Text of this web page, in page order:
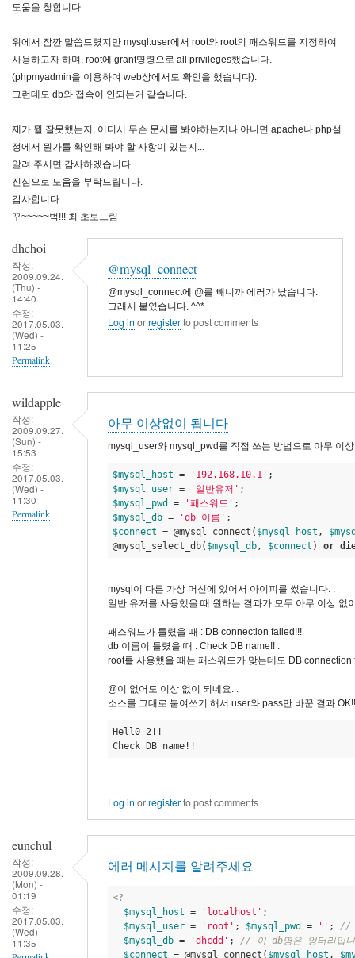
도움을 청합니다.
위에서 잠깐 말씀드렸지만 mysql.user에서 root와 root의 패스워드를 지정하여
사용하고자 하며, root에 grant명령으로 all privileges했습니다.
(phpmyadmin을 이용하여 web상에서도 확인을 했습니다).
그런데도 db와 접속이 안되는거 같습니다.
제가 뭘 잘못했는지, 어디서 무슨 문서를 봐야하는지나 아니면 apache나 php설
정에서 뭔가를 확인해 봐야 할 사항이 있는지...
알려 주시면 감사하겠습니다.
진심으로 도움을 부탁드립니다.
감사합니다.
꾸~~~~~벅!!! 최 초보드림
dhchoi
작성:
2009.09.24.
(Thu) -
14:40
수정:
2017.05.03.
(Wed) -
11:25
Permalink
@mysql_connect
@mysql_connect에 @를 빼니까 에러가 났습니다.
그래서 붙였습니다. ^^*
Log in orregisterto post comments
wildapple
작성:
2009.09.27.
(Sun) -
15:53
수정:
2017.05.03.
(Wed) -
11:30
Permalink
아무 이상없이 됩니다
mysql_user와 mysql_pwd를 직접 쓰는 방법으로 아무 이
$mysql_host = '192.168.10.1'
$mysql_user = '일반유저'
$mysql_pwd
= '패스워드'
$mysql_db = 'db 이름'
$connect = @mysql_connect( $mysql_host ,
@mysql_select_db( $mysql_db, $connect ) or
mysql이 다른 가상 머신에 있어서 아이피를 썼습니다. .
일반 유저를 사용했을 때 원하는 결과가 모두 아무 이상 없
패스워드가 틀렸을 때 : DB connection failed!!!
db 이름이 틀렸을 때 : Check DB name!! .
root를 사용했을 때는 패스워드가 맞는데도 DB
@이 없어도 이상 없이 되네요. .
소스를 그대로 붙여쓰기 해서 user와 pass만 바꾼 결과
Hell0 2!!
Check DB name!!
Log in orregisterto post comments
eunchul
작성:
2009.09.28.
(Mon) -
01:19
수정:
2017.05.03.
(Wed) -
11:35
에러 메시지를 알려주세요
<?
$mysql_host = 'localhost' ;
$mysql_user = 'root' ; $mysql_pwd = '' ; //
$mysql_db = 'dhcdd' ; // 이 db명은 엉터리입
$connect = @mysql_connect( $mysql_host ,